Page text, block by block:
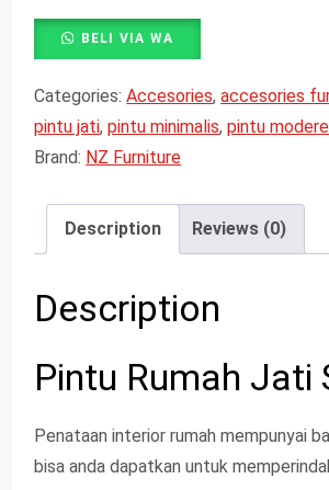
BELI VIA WA
Categories:Accesories,accesories
pintu jati,pintu minimalis,pintu
Brand: NZ Furniture
Description Reviews (0)
Description
Pintu Rumah Jati
Penataan interior rumah mempunyai
bisa anda dapatkan untuk